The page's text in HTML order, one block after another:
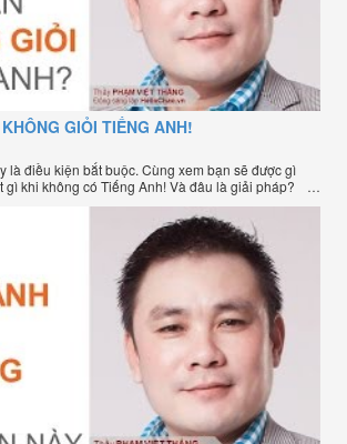
GIỎI TIẾNG ANH!
là điều kiện bắt buộc. Cùng xem bạn sẽ được gì
gì khi không có Tiếng Anh! Và đâu là giải pháp?